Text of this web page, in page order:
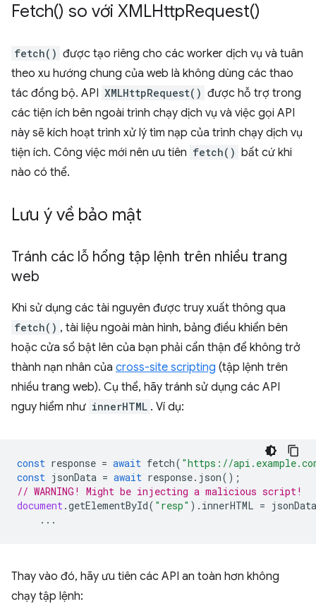
Fetch() so với XMLHttpRequest()
fetch() được tạo riêng cho các worker dịch vụ và tuân
theo xu hướng chung của web là không dùng các thao
tác đồng bộ. API XMLHttpRequest() được hỗ trợ trong
các tiện ích bên ngoài trình chạy dịch vụ và việc gọi API
này sẽ kích hoạt trình xử lý tìm nạp của trình chạy dịch vụ
tiện ích. Công việc mới nên ưu tiên fetch() bất cứ khi
nào có thể.
Lưu ý về bảo mật
Tránh các lỗ hổng tập lệnh trên nhiều trang
web
Khi sử dụng các tài nguyên được truy xuất thông qua
fetch() , tài liệu ngoài màn hình, bảng điều khiển bên
hoặc cửa sổ bật lên của bạn phải cẩn thận để không trở
thành nạn nhân của cross-site scripting (tập lệnh trên
nhiều trang web). Cụ thể, hãy tránh sử dụng các API
nguy hiểm như innerHTML . Ví dụ:
const response = await fetch( "https://
const jsonData = await response. json();
// WARNING! Might be injecting a malicious script!
document.getElementById( "resp" ). innerHTML = jsonData
...
Thay vào đó, hãy ưu tiên các API an toàn hơn không
chạy tập lệnh: